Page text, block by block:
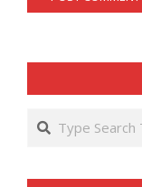
Search